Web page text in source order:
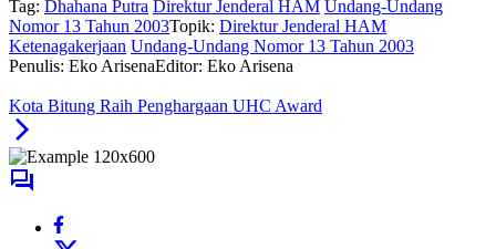
Tag: Dhahana Putra Direktur Jenderal HAM Undang-Undang
Nomor 13 Tahun 2003Topik: Direktur Jenderal HAM
Ketenagakerjaan Undang-Undang Nomor 13 Tahun 2003
Penulis: Eko ArisenaEditor: Eko Arisena
Kota Bitung Raih Penghargaan UHC Award